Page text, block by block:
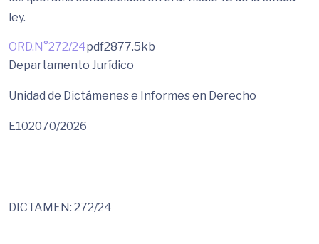
ley.
ORD.N°272/24pdf2877.5kb
Departamento Jurídico
Unidad de Dictámenes e Informes en Derecho
E102070/2026
DICTAMEN: 272/24